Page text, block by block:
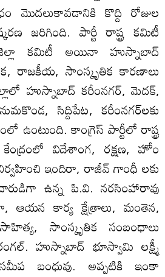
మొదలుకావడానికి కొద్ది రోజుల
జరిగింది. పార్టీ రాష్ట్ర కమిటీ
కమిటీ అయినా హుస్నాబాద్‌
రాజకీయ, సాంస్కృతిక కారణాలు
హుస్నాబాద్‌ కరీంనగర్‌, మెదక్‌,
సిద్దిపేట, కరీంనగర్‌లకు
ఉంటుంది. కాంగ్రెస్‌ పార్టీలో రాష్ట్ర
విదేశాంగ, రక్షణ, హోం
ఇందిరా, రాజీవ్‌ గాంధీ లకు
ఉన్న పి.వి. నరసింహారావు
కార్య క్షేత్రాలు, మంతెన,
సాంస్కృతిక సంబంధాలు
హుస్నాబాద్‌ భూస్వామి లక్ష్మీ
బంధువు. అప్పటికి ఇంకా